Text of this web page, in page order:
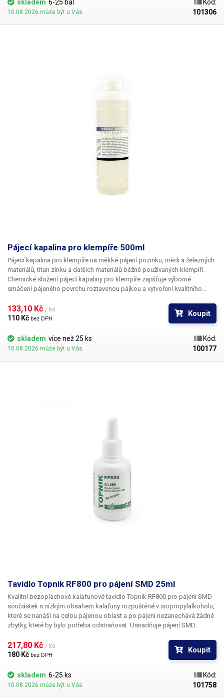
skladem 6-25 bal
10.08.2026 může být u Vás
Kód:
101306
Pájecí kapalina pro klempíře 500ml
Pájecí kapalina pro klempíře na měkké pájení pozinku, mědi a železných
materiálů, titan zinku a dalších materiálů běžně používaných klempíři.
Chemické složení pájecí kapaliny pro klempíře zajišťuje výborné
smáčení pájeného povrchu roztavenou pájkou a vytvoření kvalitního
oxidů a dalších nečistot a použít páječku s dostatečným výkonem. Po
dokončení spoje je doporučeno pájený materiál opláchnout vodou
133,10 Kč / ks
110 Kč bez DPH
Koupit
skladem více než 25 ks
10.08.2026 může být u Vás
Kód:
100177
Tavidlo Topnik RF800 pro pájení SMD 25ml
Kvalitní bezoplachové kalafunové tavidlo Topnik RF800 pro pájení SMD
součástek s nízkým obsahem kalafuny rozpuštěné v isopropylalkoholu,
které se nanáší na celou pájenou oblast a po pájení nezanechává žádné
zbytky, které by bylo potřeba odstraňovat. Usnadňuje pájení SMD
je nereziduální a nezpůsobuje korozi. Neobsahuje halogeny. Využití při
opravách mobilních telefonů, pro pájení plošných spojů a základních
25ml
217,80 Kč / ks
180 Kč bez DPH
Koupit
skladem 6-25 ks
10.08.2026 může být u Vás
Kód:
101758